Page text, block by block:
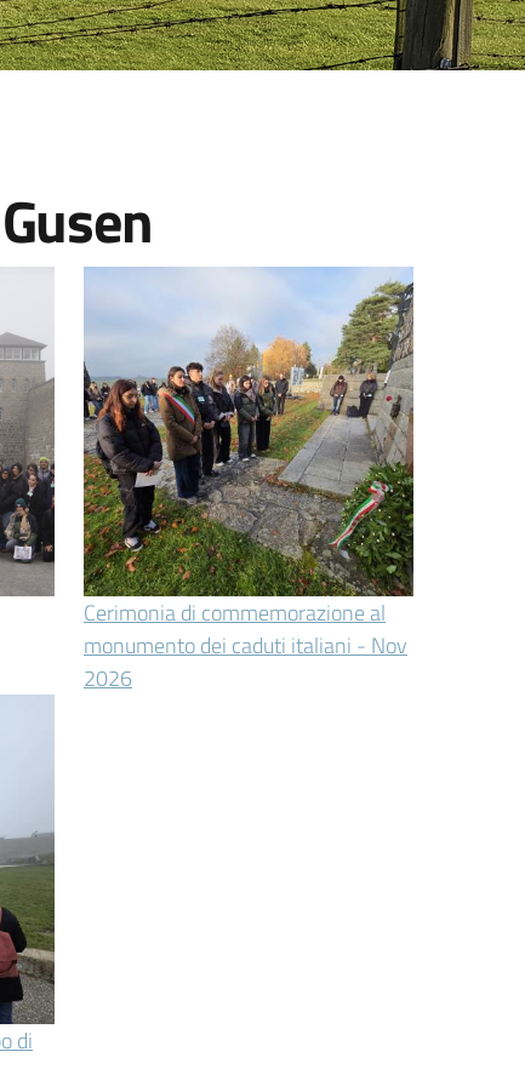
Cerimonia di commemorazione al
monumento dei caduti italiani - Nov
2026
di